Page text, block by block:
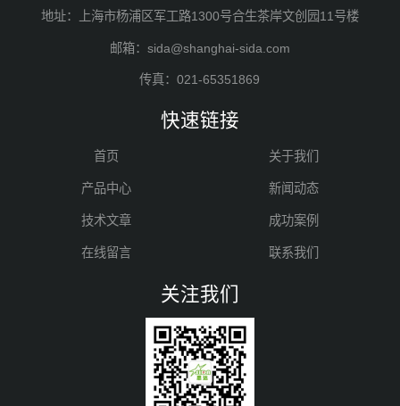
地址：上海市杨浦区军工路1300号合生茶岸文创园11号楼
邮箱：sida@shanghai-sida.com
传真：021-65351869
快速链接
首页 关于我们
产品中心 新闻动态
技术文章 成功案例
在线留言 联系我们
关注我们